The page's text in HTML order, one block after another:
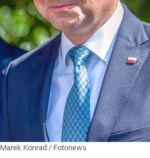
Marek Konrad / Fotonews